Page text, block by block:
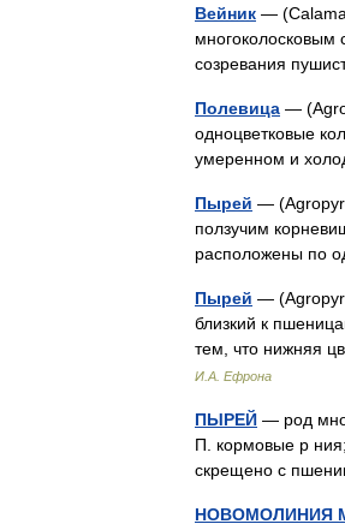
Вейник —
многоколосковым
созревания
Полевица —
одноцветковые
умеренном и
Пырей —
ползучим
расположены по
Пырей —
близкий к
тем, что нижняя
И.А. Ефрона
ПЫРЕЙ — род
П. кормовые р
скрещено с
НОВОМОЛИНИЯ